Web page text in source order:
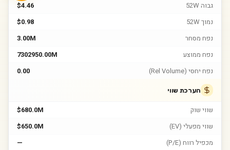
גבוה 52W
$4.46
נמוך 52W
$0.98
נפח מסחר
3.00M
נפח ממוצע
7302950.00M
נפח יחסי (Rel Volume)
0.00
הערכת שווי
שווי שוק
$680.0M
שווי מפעלי (EV)
$650.0M
מכפיל רווח (P/E)
—